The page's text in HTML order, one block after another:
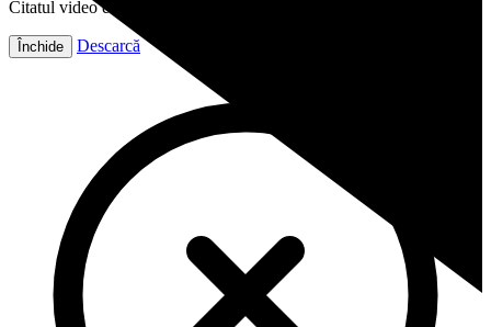
Citatul video este gata!
Închide Descarcă